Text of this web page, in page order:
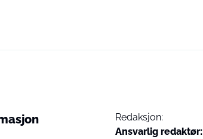
Redaksjon:
Ansvarlig redaktør: